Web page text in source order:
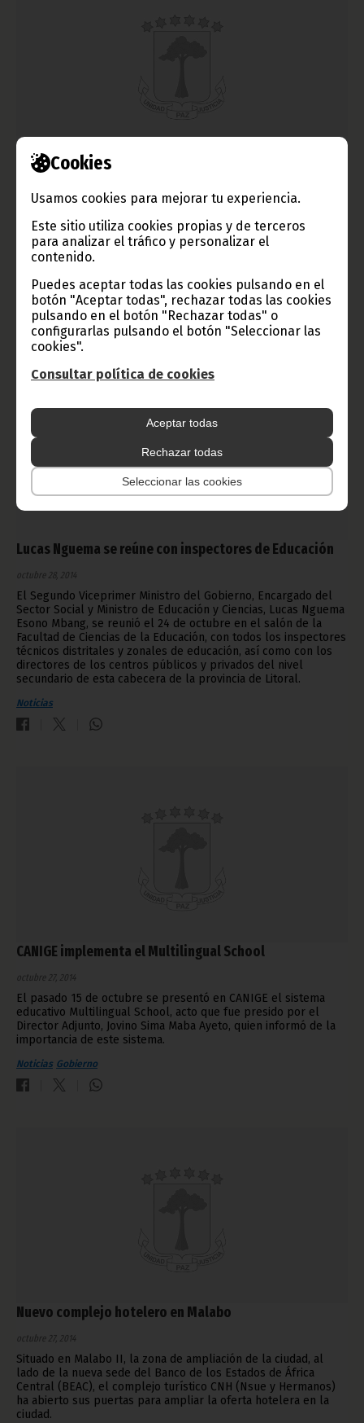
Cookies
Usamos cookies para mejorar tu experiencia.
Este sitio utiliza cookies propias y de terceros
para analizar el tráfico y personalizar el
contenido.
Puedes aceptar todas las cookies pulsando en el
botón "Aceptar todas", rechazar todas las cookies
pulsando en el botón "Rechazar todas" o
configurarlas pulsando el botón "Seleccionar las
cookies".
Consultar política de cookies
Aceptar todas
Rechazar todas
Seleccionar las cookies
Sesión de la Comisión Mixta Guinea Ecuatorial-China
El Gobernador de la provincia de Litoral, Amado Nguema
Owono, acompañado del Alcalde en funciones del
Ayuntamiento de Bata, Honorato Evita Oma y el Delegado de
Gobierno, Bartolomé Owono Nze, abrió la reunión de la
comisión mixta entre los dos países el viernes 24 de octubre
en el Palacio de Conferencias de Ngolo.
Noticias
Lucas Nguema se reúne con inspectores de Educación
octubre 28, 2014
El Segundo Viceprimer Ministro del Gobierno, Encargado del
Sector Social y Ministro de Educación y Ciencias, Lucas Nguema
Esono Mbang, se reunió el 24 de octubre en el salón de la
Facultad de Ciencias de la Educación, con todos los inspectores
técnicos distritales y zonales de educación, así como con los
directores de los centros públicos y privados del nivel
secundario de esta cabecera de la provincia de Litoral.
Noticias
CANIGE implementa el Multilingual School
octubre 27, 2014
El pasado 15 de octubre se presentó en CANIGE el sistema
educativo Multilingual School, acto que fue presido por el
Director Adjunto, Jovino Sima Maba Ayeto, quien informó de la
importancia de este sistema.
Noticias Gobierno
Nuevo complejo hotelero en Malabo
octubre 27, 2014
Situado en Malabo II, la zona de ampliación de la ciudad, al
lado de la nueva sede del Banco de los Estados de África
Central (BEAC), el complejo turístico CNH (Nsue y Hermanos)
ha abierto sus puertas para ampliar la oferta hotelera en la
ciudad.